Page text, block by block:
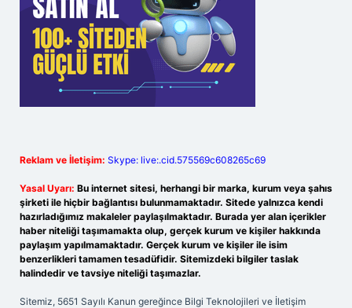
Reklam ve İletişim: Skype: live:.cid.575569c608265c69
Yasal Uyarı: Bu internet sitesi, herhangi bir marka, kurum veya şahıs
şirketi ile hiçbir bağlantısı bulunmamaktadır. Sitede yalnızca kendi
hazırladığımız makaleler paylaşılmaktadır. Burada yer alan içerikler
haber niteliği taşımamakta olup, gerçek kurum ve kişiler hakkında
paylaşım yapılmamaktadır. Gerçek kurum ve kişiler ile isim
benzerlikleri tamamen tesadüfidir. Sitemizdeki bilgiler taslak
halindedir ve tavsiye niteliği taşımazlar.
Sitemiz, 5651 Sayılı Kanun gereğince Bilgi Teknolojileri ve İletişim